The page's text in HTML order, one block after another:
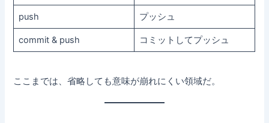
push プッシュ
commit & push コミットしてプッシュ
ここまでは、省略しても意味が崩れにくい領域だ。